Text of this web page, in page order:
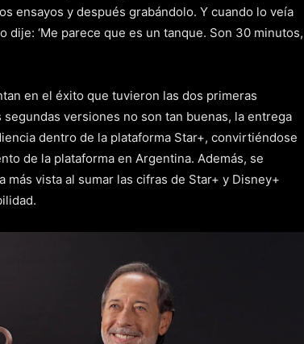
ensayos y después grabándolo. Y cuando lo veía
‘Me parece que es un tanque. Son 30 minutos,
en el éxito que tuvieron las dos primeras
versiones no son tan buenas, la entrega
dentro de la plataforma Star+, convirtiéndose
de la plataforma en Argentina. Además, se
vista al sumar las cifras de Star+ y Disney+